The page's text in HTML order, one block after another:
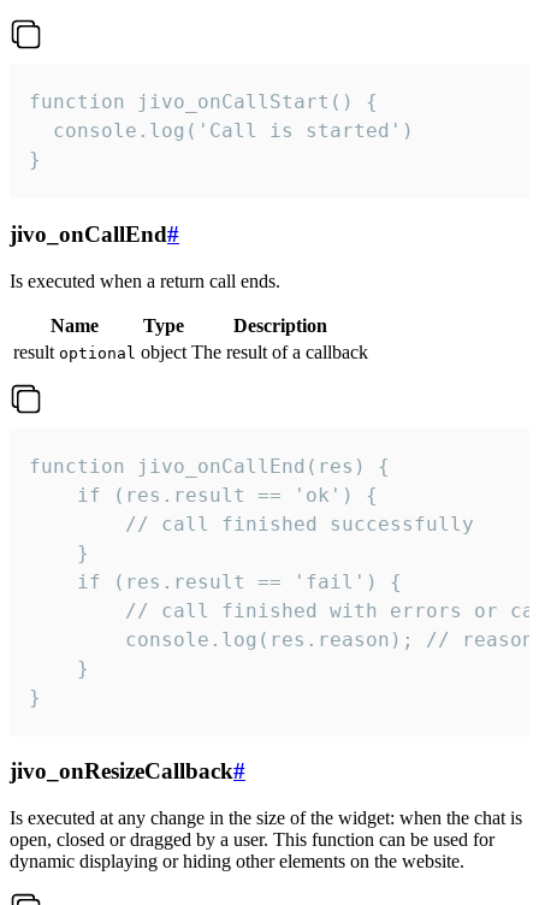
function jivo_onCallStart() {
  console.log('Call is started')
}
jivo_onCallEnd#
Is executed when a return call ends.
Name Type
Description
result optional object The result of a callback
function jivo_onCallEnd(res) {
    if (res.result == 'ok') {
        // call finished successfully
    }
    if (res.result == 'fail') {
// call finished with errors or
console.log(res.reason); //
    }
}
jivo_onResizeCallback#
Is executed at any change in the size of the widget: when the chat is
open, closed or dragged by a user. This function can be used for
dynamic displaying or hiding other elements on the website.